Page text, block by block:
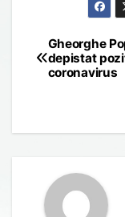
Post
Gheorghe
depistat
coronavirus